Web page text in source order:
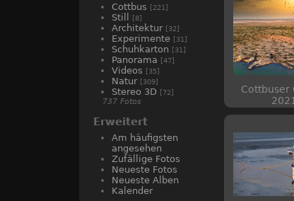
Cottbus [221]
Still [8]
Architektur [32]
Experimente [31]
Schuhkarton [31]
Panorama [47]
Videos [35]
Natur [309]
Stereo 3D [72]
737 Fotos
Erweitert
Am häufigsten
angesehen
Zufällige Fotos
Neueste Fotos
Neueste Alben
Kalender
Cottbuser
2021